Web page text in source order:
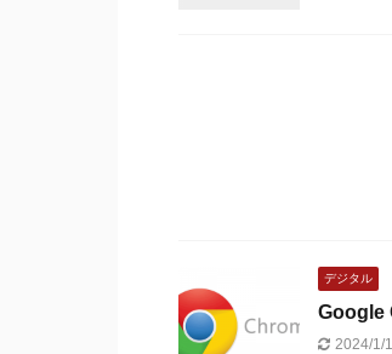
デジタル
Google
2024/1/